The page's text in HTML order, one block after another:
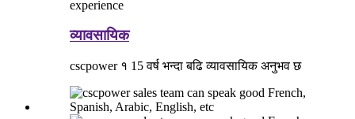
व्यावसायिक
cscpower १ 15 वर्ष भन्दा बढि व्यावसायिक अनुभव छ